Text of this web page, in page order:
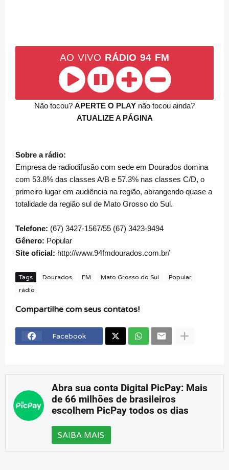
AO VIVO RÁDIO 94 FM
Não tocou? APERTE O PLAY não tocou ainda?
ATUALIZE A PÁGINA
Sobre a rádio:
Empresa de radiodifusão com sede em Dourados domina
com 53.8% das classes A/B e 57.3% nas classes C/D, o
primeiro lugar em audiência na região, abrangendo quase a
totalidade da região sul de Mato Grosso do Sul.
Telefone: (67) 3427-1567/55 (67) 3423-9494
Gênero: Popular
Site oficial: http://www.94fmdourados.com.br/
Tags Dourados FM Mato Grosso do Sul
Popular
rádio
Compartilhe com seus contatos!
Facebook
Abra sua conta Digital PicPay: Mais
de 66 milhões de brasileiros
escolhem PicPay todos os dias
SAIBA MAIS